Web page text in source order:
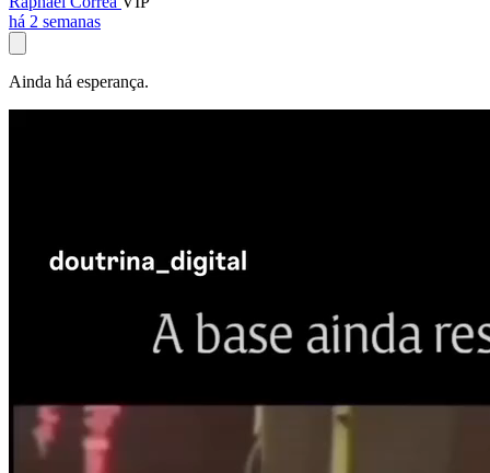
há 2 semanas
Ainda há esperança.